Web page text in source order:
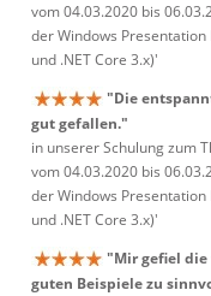
vom 04.03.2020 bis
der Windows Presentation
und .NET Core 3.x)'
"Die
gut gefallen."
in unserer Schulung zum
vom 04.03.2020 bis
der Windows Presentation
und .NET Core 3.x)'
"Mir gefiel die
guten Beispiele zu